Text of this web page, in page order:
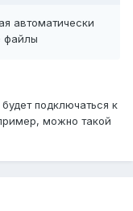
автоматически
файлы
подключаться к
можно такой